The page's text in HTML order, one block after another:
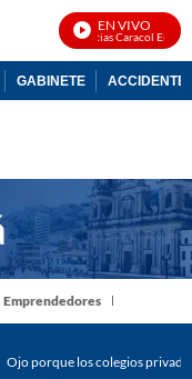
EN VIVO
Noticias Caracol En Vivo
GABINETE ACCIDENTE
Emprendedores
Ojo porque los colegios